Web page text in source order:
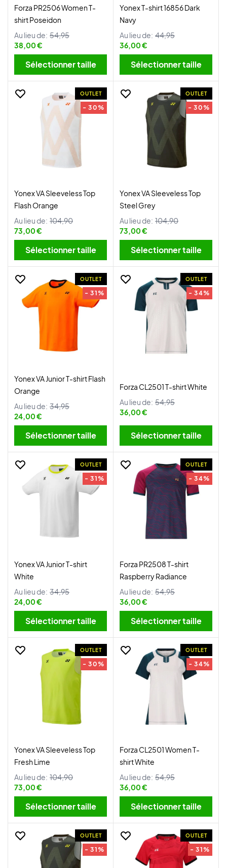
Forza PR2506 Women T-
shirt Poseidon
Au lieu de: 54,95
38,00 €
Sélectionner taille
Yonex T-shirt 16856 Dark
Navy
Au lieu de: 44,95
36,00 €
Sélectionner taille
OUTLET
- 30%
Yonex VA Sleeveless Top
Flash Orange
Au lieu de: 104,90
73,00 €
Sélectionner taille
OUTLET
- 30%
Yonex VA Sleeveless Top
Steel Grey
Au lieu de: 104,90
73,00 €
Sélectionner taille
OUTLET
- 31%
Yonex VA Junior T-shirt Flash
Orange
Au lieu de: 34,95
24,00 €
Sélectionner taille
OUTLET
- 34%
Forza CL2501 T-shirt White
Au lieu de: 54,95
36,00 €
Sélectionner taille
OUTLET
- 31%
Yonex VA Junior T-shirt
White
Au lieu de: 34,95
24,00 €
Sélectionner taille
OUTLET
- 34%
Forza PR2508 T-shirt
Raspberry Radiance
Au lieu de: 54,95
36,00 €
Sélectionner taille
OUTLET
- 30%
Yonex VA Sleeveless Top
Fresh Lime
Au lieu de: 104,90
73,00 €
Sélectionner taille
OUTLET
- 34%
Forza CL2501 Women T-
shirt White
Au lieu de: 54,95
36,00 €
Sélectionner taille
OUTLET
- 31%
OUTLET
- 31%